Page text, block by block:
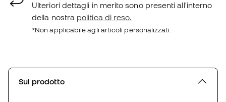
Ulteriori dettagli in merito sono presenti all'interno
della nostra politica di reso.
*Non applicabile agli articoli personalizzati.
Sul prodotto